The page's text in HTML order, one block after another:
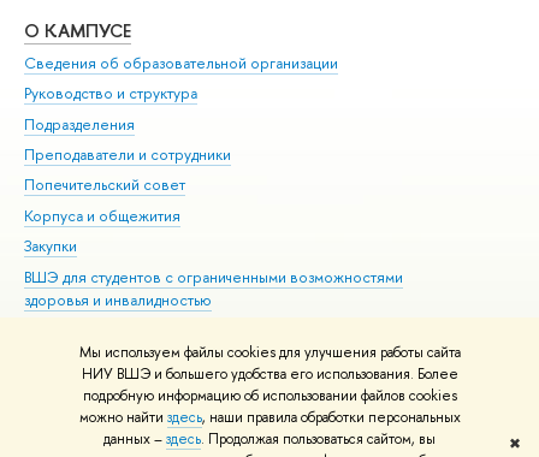
Мы используем файлы cookies для улучшения работы сайта
НИУ ВШЭ и большего удобства его использования. Более
подробную информацию об использовании файлов cookies
можно найти здесь, наши правила обработки персональных
данных –здесь. Продолжая пользоваться сайтом, вы
✖
О КАМПУСЕ
Сведения об образовательной организации
Руководство и структура
Подразделения
Преподаватели и сотрудники
Попечительский совет
Корпуса и общежития
Закупки
ВШЭ для студентов с ограниченными возможностями
здоровья и инвалидностью
Единая платежная страница